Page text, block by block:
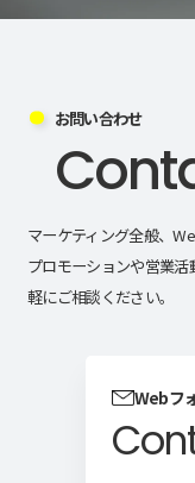
お問い合わせ
マーケティング全般、
プロモーションや営業
軽にご相談ください。
Webフ